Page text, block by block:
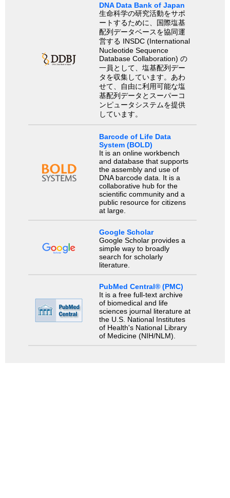
DNA Data Bank of Japan
生命科学の研究活動をサポ
ートするために、国際塩基
配列データベースを協同運
営する INSDC (International
Nucleotide Sequence
Database Collaboration) の
一員として、塩基配列デー
タを収集しています。あわ
せて、自由に利用可能な塩
基配列データとスーパーコ
ンピュータシステムを提供
しています。
Barcode of Life Data
System (BOLD)
It is an online workbench
and database that supports
the assembly and use of
DNA barcode data. It is a
collaborative hub for the
scientific community and a
public resource for citizens
at large.
Google Scholar
Google Scholar provides a
simple way to broadly
search for scholarly
literature.
PubMed Central® (PMC)
It is a free full-text archive
of biomedical and life
sciences journal literature at
the U.S. National Institutes
of Health's National Library
of Medicine (NIH/NLM).